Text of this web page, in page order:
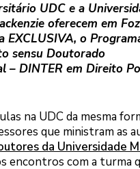
UDC e a
oferecem em
EXCLUSIVA, o
sensu Doutorado
– DINTER em Direito
na UDC da mesma
que ministram as
da Universidade
encontros com a turma